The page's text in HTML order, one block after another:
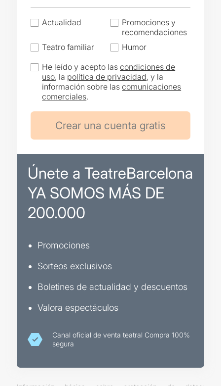
Actualidad
Promociones y
recomendaciones
Teatro familiar
Humor
He leído y acepto lascondiciones de
uso, la política de privacidad, y la
información sobre lascomunicaciones
comerciales.
Únete a TeatreBarcelona
YA SOMOS MÁS DE
200.000
Promociones
Sorteos exclusivos
Boletines de actualidad y descuentos
Valora espectáculos
Canal oficial de venta teatral Compra 100%
segura